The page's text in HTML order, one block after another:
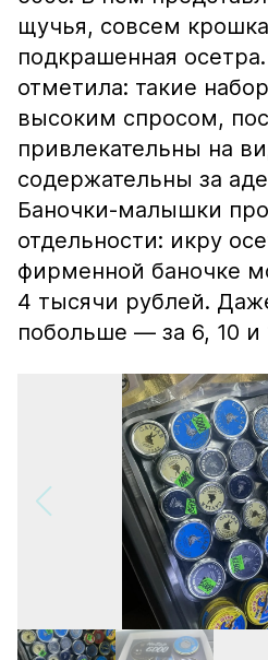
щучья, совсем
подкрашенная
отметила: такие
высоким спросом,
привлекательны на
содержательны за
Баночки-малышки
отдельности: икру
фирменной баночке
4 тысячи рублей.
побольше — за 6, 10 и